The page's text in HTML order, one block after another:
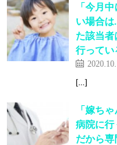
「今月
い場合
た該当者
行って
[…]
「嫁ち
病院に行
だから